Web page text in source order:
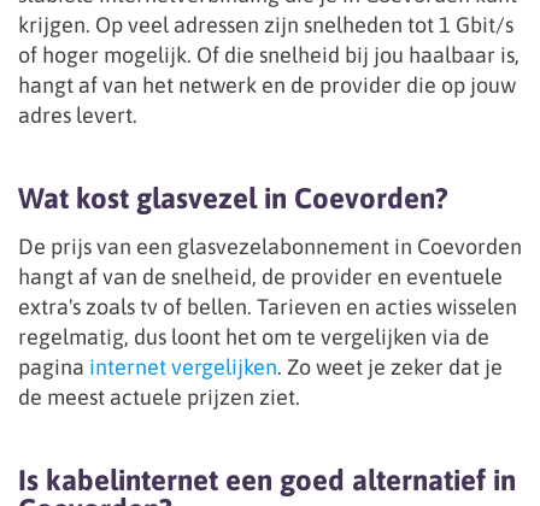
krijgen. Op veel adressen zijn snelheden tot 1 Gbit/s
of hoger mogelijk. Of die snelheid bij jou haalbaar is,
hangt af van het netwerk en de provider die op jouw
adres levert.
Wat kost glasvezel in Coevorden?
De prijs van een glasvezelabonnement in Coevorden
hangt af van de snelheid, de provider en eventuele
extra's zoals tv of bellen. Tarieven en acties wisselen
regelmatig, dus loont het om te vergelijken via de
pagina internet vergelijken. Zo weet je zeker dat je
de meest actuele prijzen ziet.
Is kabelinternet een goed alternatief in